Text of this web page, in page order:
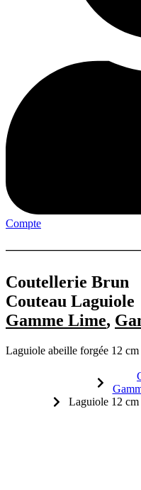
Compte
Coutellerie Brun
Couteau Laguiole
Gamme Lime,
Laguiole abeille forgée 12
Laguiole 12